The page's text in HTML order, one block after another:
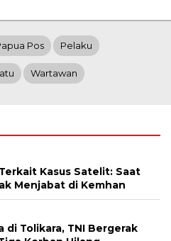
Pos Pelaku
Wartawan
Kasus Satelit: Saat
Menjabat di Kemhan
di Tolikara, TNI Bergerak